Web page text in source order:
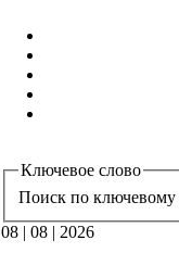
Ключевое слово
Поиск по ключевому
08 | 08 | 2026